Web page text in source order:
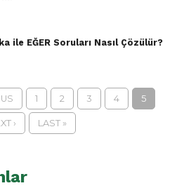
ile EĞER Soruları Nasıl Çözülür?
1 2 3 4 5
› LAST »